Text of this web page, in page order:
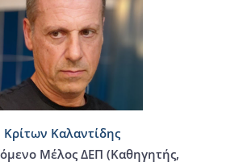
Κρίτων Καλαντίδης
Μέλος ΔΕΠ (Καθηγητής,